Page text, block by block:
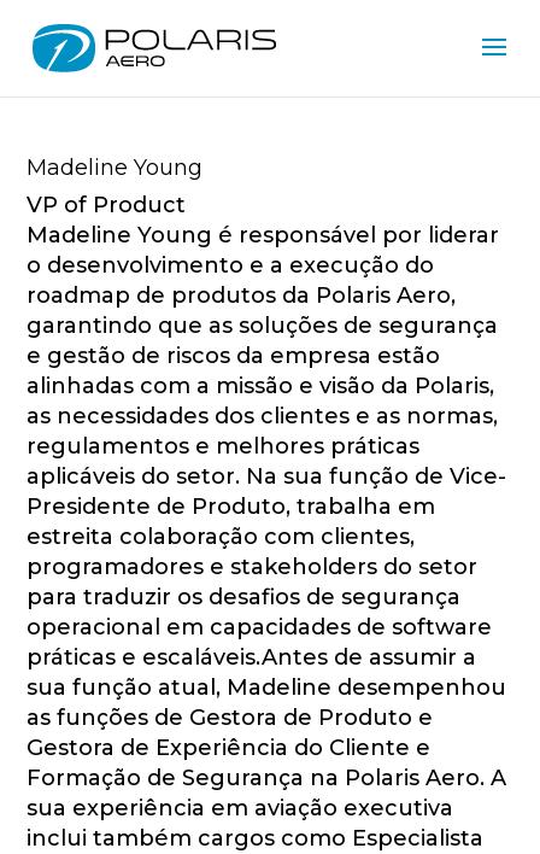
Madeline Young
VP of Product
Madeline Young é responsável por liderar
o desenvolvimento e a execução do
roadmap de produtos da Polaris Aero,
garantindo que as soluções de segurança
e gestão de riscos da empresa estão
alinhadas com a missão e visão da Polaris,
as necessidades dos clientes e as normas,
regulamentos e melhores práticas
aplicáveis ​​do setor. Na sua função de Vice-
Presidente de Produto, trabalha em
estreita colaboração com clientes,
programadores e stakeholders do setor
para traduzir os desafios de segurança
operacional em capacidades de software
práticas e escaláveis.Antes de assumir a
sua função atual, Madeline desempenhou
as funções de Gestora de Produto e
Gestora de Experiência do Cliente e
Formação de Segurança na Polaris Aero. A
sua experiência em aviação executiva
inclui também cargos como Especialista